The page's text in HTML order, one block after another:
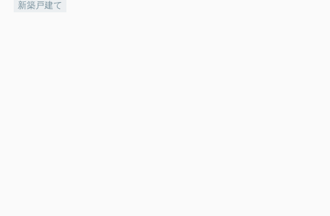
新築戸建て